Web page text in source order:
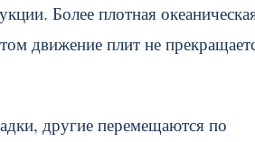
Более плотная
движение плит не
другие перемещаются по